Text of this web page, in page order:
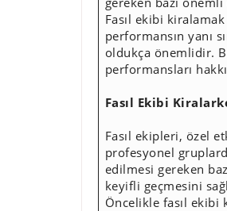
Fasıl ekibi
performansın yanı
oldukça önemlidir.
performansları
Fasıl Ekibi
Fasıl ekipleri, özel
profesyonel
edilmesi gereken
keyifli geçmesini
Öncelikle fasıl